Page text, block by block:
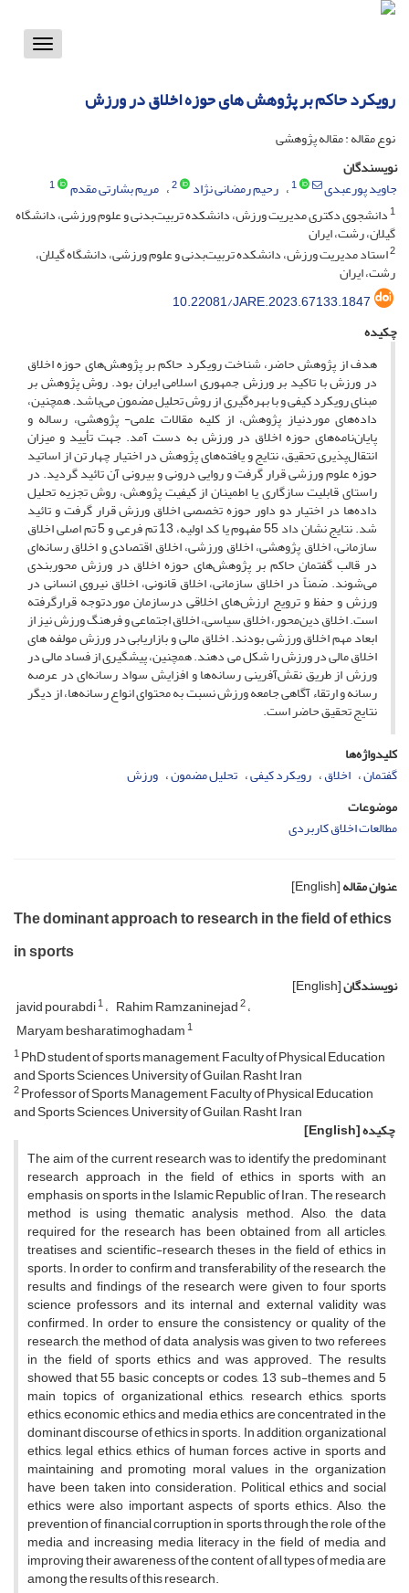
Toggle
رویکرد حاکم بر پژوهش های حوزه اخلاق در ورزش
نوع مقاله : مقاله پژوهشی
نویسندگان
جاوید پورعبدی
1 رحیم رمضانی نژاد 2 مریم بشارتی مقدم
1
1دانشجوی دکتری مدیریت ورزش، دانشکده تربیت‌بدنی و علوم ورزشی، دانشگاه
گیلان، رشت، ایران
2استاد مدیریت ورزش، دانشکده تربیت‌بدنی و علوم ورزشی، دانشگاه گیلان،
رشت، ایران
10.22081/JARE.2023.67133.1847
چکیده
هدف از پژوهش حاضر، شناخت رویکرد حاکم بر پژوهش‌های حوزه اخلاق
در ورزش با تاکید بر ورزش جمهوری اسلامی ایران بود. روش پژوهش بر
مبنای رویکرد کیفی و با بهره‌گیری از روش تحلیل مضمون می‌باشد. همچنین،
داده‌های موردنیاز پژوهش، از کلیه مقالات علمی- پژوهشی، رساله و
پایان‌نامه‌های حوزه اخلاق در ورزش به دست آمد. جهت تأیید و میزان
انتقال‌پذیری تحقیق، نتایج و یافته‌های پژوهش در اختیار چهار تن از اساتید
حوزه علوم ورزشی قرار گرفت و روایی درونی و بیرونی آن تائید گردید. در
راستای قابلیت سازگاری یا اطمینان از کیفیت پژوهش، روش تجزیه تحلیل
داده‌ها در اختیار دو داور حوزه تخصصی اخلاق ورزش قرار گرفت و تائید
شد. نتایج نشان داد 55 مفهوم یا کد اولیه، 13 تم فرعی و 5 تم اصلی اخلاق
سازمانی، اخلاق پژوهشی، اخلاق ورزشی، اخلاق اقتصادی و اخلاق رسانه‌ای
در قالب گفتمان حاکم بر پژوهش‌های حوزه اخلاق در ورزش محوربندی
می‌شوند. ضمناً در اخلاق سازمانی، اخلاق قانونی، اخلاق نیروی انسانی در
ورزش و حفظ و ترویج ارزش‌های اخلاقی درسازمان موردتوجه قرارگرفته
است. اخلاق دین‌محور، اخلاق سیاسی، اخلاق اجتماعی و فرهنگ ورزش نیز از
ابعاد مهم اخلاق ورزشی بودند. اخلاق مالی و بازاریابی در ورزش مولفه های
اخلاق مالی در ورزش را شکل می دهند. همچنین، پیشگیری از فساد مالی در
ورزش از طریق نقش‌آفرینی رسانه‌ها و افزایش سواد رسانه‌ای در عرصه
رسانه و ارتقاء آگاهی جامعه ورزش نسبت به محتوای انواع رسانه‌ها، از دیگر
نتایج تحقیق حاضر است.
کلیدواژه‌ها
گفتمان اخلاق رویکرد کیفی تحلیل مضمون ورزش
موضوعات
مطالعات اخلاق کاربردی
عنوان مقاله[English]
The dominant approach to research in the field of ethics
in sports
نویسندگان[English]
javid pourabdi1 Rahim Ramzaninejad2
Maryam besharatimoghadam1
1PhD student of sports management, Faculty of Physical Education
and Sports Sciences, University of Guilan, Rasht, Iran
2Professor of Sports Management, Faculty of Physical Education
and Sports Sciences, University of Guilan, Rasht, Iran
چکیده[English]
The aim of the current research was to identify the predominant
research approach in the field of ethics in sports with an
emphasis on sports in the Islamic Republic of Iran. The research
method is using thematic analysis method. Also, the data
required for the research has been obtained from all articles,
treatises and scientific-research theses in the field of ethics in
sports. In order to confirm and transferability of the research, the
results and findings of the research were given to four sports
science professors and its internal and external validity was
confirmed. In order to ensure the consistency or quality of the
research, the method of data analysis was given to two referees
in the field of sports ethics and was approved. The results
showed that 55 basic concepts or codes, 13 sub-themes and 5
main topics of organizational ethics, research ethics, sports
ethics, economic ethics and media ethics are concentrated in the
dominant discourse of ethics in sports. In addition, organizational
ethics, legal ethics, ethics of human forces active in sports and
maintaining and promoting moral values in the organization
have been taken into consideration. Political ethics and social
ethics were also important aspects of sports ethics. Also, the
prevention of financial corruption in sports through the role of the
media and increasing media literacy in the field of media and
improving their awareness of the content of all types of media are
among the results of this research.